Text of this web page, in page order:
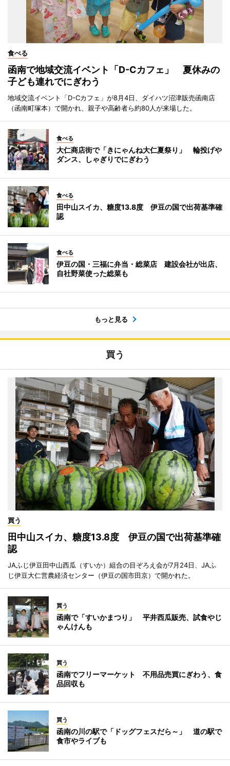
食べる
函南で地域交流イベント「D-Cカフェ」 夏休みの
子ども連れでにぎわう
地域交流イベント「D-Cカフェ」が8月4日、ダイハツ沼津販売函南店
（函南町塚本）で開かれ、親子や高齢者ら約80人が来場した。
食べる
大仁商店街で「きにゃんね大仁夏祭り」 輪投げや
ダンス、しゃぎりでにぎわう
食べる
田中山スイカ、糖度13.8度 伊豆の国で出荷基準確
認
食べる
伊豆の国・三福に弁当・総菜店 建設会社が出店、
自社野菜使った総菜も
もっと見る
買う
買う
田中山スイカ、糖度13.8度 伊豆の国で出荷基準確
認
JAふじ伊豆田中山西瓜（すいか）組合の目ぞろえ会が7月24日、JAふ
じ伊豆大仁営農経済センター（伊豆の国市田京）で開かれた。
買う
函南で「すいかまつり」 平井西瓜販売、試食やじ
ゃんけんも
買う
函南でフリーマーケット 不用品売買にぎわう、食
品回収も
買う
函南の川の駅で「ドッグフェスだら～」 道の駅で
食市やライブも